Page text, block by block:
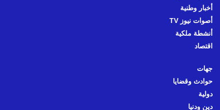
أخبار وطنية
أصوات نيوز TV
أنشطة ملكية
اقتصاد
جهات
حوادث وقضايا
دولية
دين ودنيا